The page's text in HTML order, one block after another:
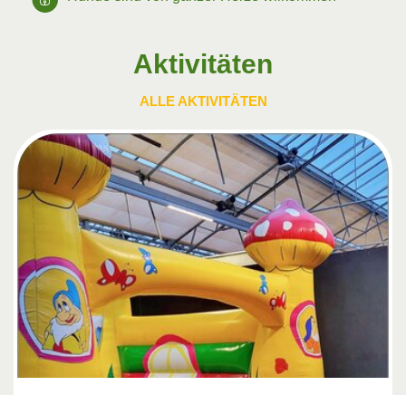
Aktivitäten
ALLE AKTIVITÄTEN